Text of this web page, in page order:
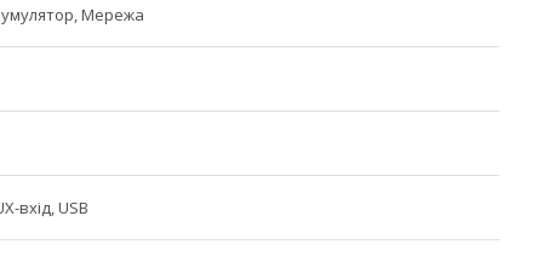
Мережа
вхід, USB